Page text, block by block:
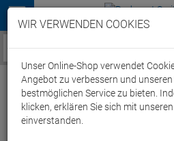
Menü
WIR VERWENDEN COOKIES
Unser Online-Shop verwendet
Angebot zu verbessern und
bestmöglichen Service zu bieten.
klicken, erklären Sie sich mit
einverstanden.